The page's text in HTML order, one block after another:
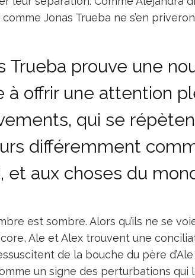
comme Jonas Trueba ne s’en
Trueba prouve une
à offrir une attention
qui se
différemment
et aux choses du
est sombre. Alors qu’ils ne se
Ale et Alex trouvent une
de la bouche du père
un signe des perturbations qui